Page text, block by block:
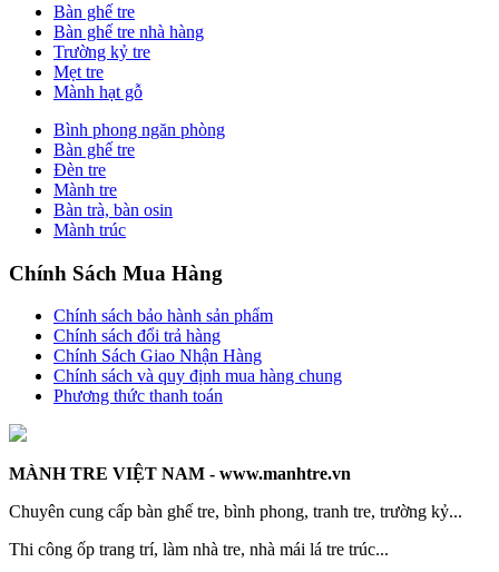
Bàn ghế tre
Bàn ghế tre nhà hàng
Trường kỷ tre
Mẹt tre
Mành hạt gỗ
Bình phong ngăn phòng
Bàn ghế tre
Đèn tre
Mành tre
Bàn trà, bàn osin
Mành trúc
Chính Sách Mua Hàng
Chính sách bảo hành sản phẩm
Chính sách đổi trả hàng
Chính Sách Giao Nhận Hàng
Chính sách và quy định mua hàng chung
Phương thức thanh toán
MÀNH TRE VIỆT NAM - www.manhtre.vn
Chuyên cung cấp bàn ghế tre, bình phong, tranh tre, trường kỷ...
Thi công ốp trang trí, làm nhà tre, nhà mái lá tre trúc...